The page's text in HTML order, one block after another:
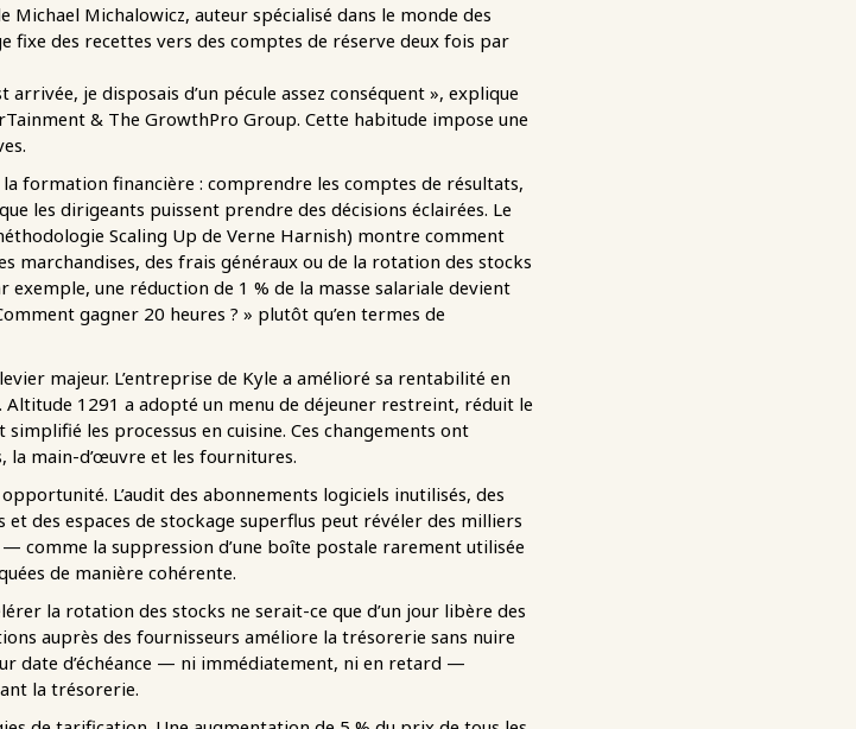
Michalowicz, auteur spécialisé dans le monde des
fixe des recettes vers des comptes de réserve deux fois par
je disposais d’un pécule assez conséquent », explique
& The GrowthPro Group. Cette habitude impose une
formation financière : comprendre les comptes de résultats,
les dirigeants puissent prendre des décisions éclairées. Le
Scaling Up de Verne Harnish) montre comment
marchandises, des frais généraux ou de la rotation des stocks
une réduction de 1 % de la masse salariale devient
gagner 20 heures ? » plutôt qu’en termes de
majeur. L’entreprise de Kyle a amélioré sa rentabilité en
1291 a adopté un menu de déjeuner restreint, réduit le
les processus en cuisine. Ces changements ont
la main-d’œuvre et les fournitures.
L’audit des abonnements logiciels inutilisés, des
des espaces de stockage superflus peut révéler des milliers
comme la suppression d’une boîte postale rarement utilisée
de manière cohérente.
la rotation des stocks ne serait-ce que d’un jour libère des
auprès des fournisseurs améliore la trésorerie sans nuire
date d’échéance — ni immédiatement, ni en retard —
la trésorerie.